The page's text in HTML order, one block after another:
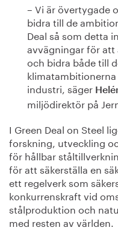
– Vi är övertygade
bidra till de
Deal så som detta
avvägningar för att
och bidra både till
industri, säger
miljödirektör på
I Green Deal on Steel
forskning, utveckling
för hållbar
för att säkerställa en
ett regelverk som
konkurrenskraft vid
stålproduktion och
med resten av världen.